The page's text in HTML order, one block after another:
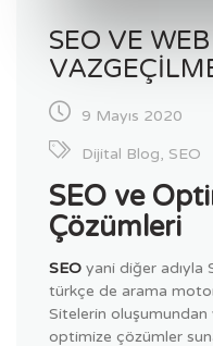
SEO VE
9 Mayıs 2020
Dijital Blog, SEO
SEO ve
Çözümleri
SEO yani diğer adıyla
türkçe de arama
Sitelerin oluşumundan
optimize çözümler